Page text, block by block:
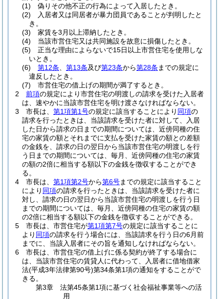
(1)
偽りその他不正の行為によって入居したとき。
(2)
入居者又は同居者が暴力団員であることが判明したと
き。
(3)
家賃を3月以上滞納したとき。
(4)
当該市営住宅又は共同施設を故意に損傷したとき。
(5)
正当な理由によらないで15日以上市営住宅を使用しな
いとき。
(6)
第12条 第13条及び第23条から第28条 までの規定に
違反したとき。
(7)
市営住宅の借上げの期間が満了するとき。
2
前項の規定により市営住宅の明渡しの請求を受けた入居者
は、速やかに当該市営住宅を明け渡さなければならない。
3
市長は、 第1項第1号の規定に該当することにより 同項の
請求を行ったときは、当該請求を受けた者に対して、入居
した日から請求の日までの期間については、近傍同種の住
宅の家賃の額とそれまでに支払を受けた家賃の額との差額
の金銭を、請求の日の翌日から当該市営住宅の明渡しを行
う日までの期間については、毎月、近傍同種の住宅の家賃
の額の2倍に相当する額以下の金銭を徴収することができ
る。
4
市長は、 第1項第2号から第6号までの規定に該当すること
により 同項の請求を行ったときは、当該請求を受けた者に
対し、請求の日の翌日から当該市営住宅の明渡しを行う日
までの期間については、毎月、近傍同種の住宅の家賃の額
の2倍に相当する額以下の金銭を徴収することができる。
5
市長は、市営住宅が第1項第7号の規定に該当することに
より 同項の請求を行う場合には、当該請求を行う日の6月前
までに、当該入居者にその旨を通知しなければならない。
6
市長は、市営住宅の借上げに係る契約が終了する場合に
は、当該市営住宅の賃貸人に代わって、入居者に借地借家
法(平成3年法律第90号)第34条第1項の通知をすることがで
きる。
第3章
法第45条第1項に基づく社会福祉事業等への活
用